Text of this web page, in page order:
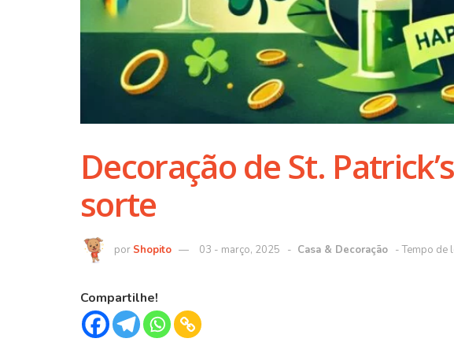
Decoração de St.
sorte
Shopito 03 - março, 2025 Casa & Decoração
Compartilhe!